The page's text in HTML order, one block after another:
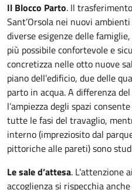
Il Blocco Parto. Il
Sant’Orsola nei nuovi
diverse esigenze delle
più possibile confortevole e
concretizza nelle otto nuove
piano dell’edificio, due delle
parto in acqua. A differenza
l’ampiezza degli spazi
tutte le fasi del travaglio,
interno (impreziosito dal
pittoriche alle pareti) sono
Le sale d’attesa. L’attenzione
accoglienza si rispecchia